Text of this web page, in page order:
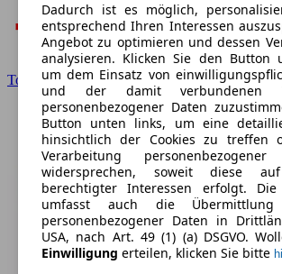
Toyota
Dadurch ist es möglich,
entsprechend Ihren Interessen
Angebot zu optimieren und dessen
analysieren. Klicken Sie den Button
um dem Einsatz von
und der damit verbundenen
personenbezogener Daten
Button unten links, um eine
hinsichtlich der Cookies zu treffen
Verarbeitung
widersprechen, soweit diese
berechtigter Interessen erfolgt. Die
umfasst auch die Übermittlung
personenbezogener Daten in
USA, nach Art. 49 (1) (a) DSGVO.
Einwilligung erteilen, klicken Sie bitte